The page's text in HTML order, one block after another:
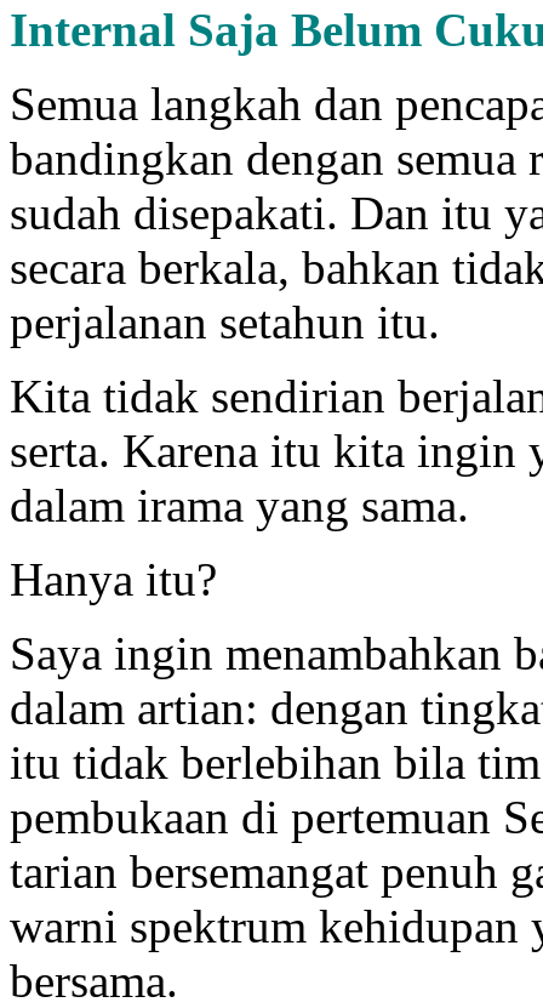
Internal Saja Belum
Semua langkah dan
bandingkan dengan semua
sudah disepakati. Dan itu
secara berkala, bahkan
perjalanan setahun itu.
Kita tidak sendirian
serta. Karena itu kita ingin
dalam irama yang sama.
Hanya itu?
Saya ingin menambahkan
dalam artian: dengan
itu tidak berlebihan bila
pembukaan di pertemuan
tarian bersemangat penuh
warni spektrum
bersama.